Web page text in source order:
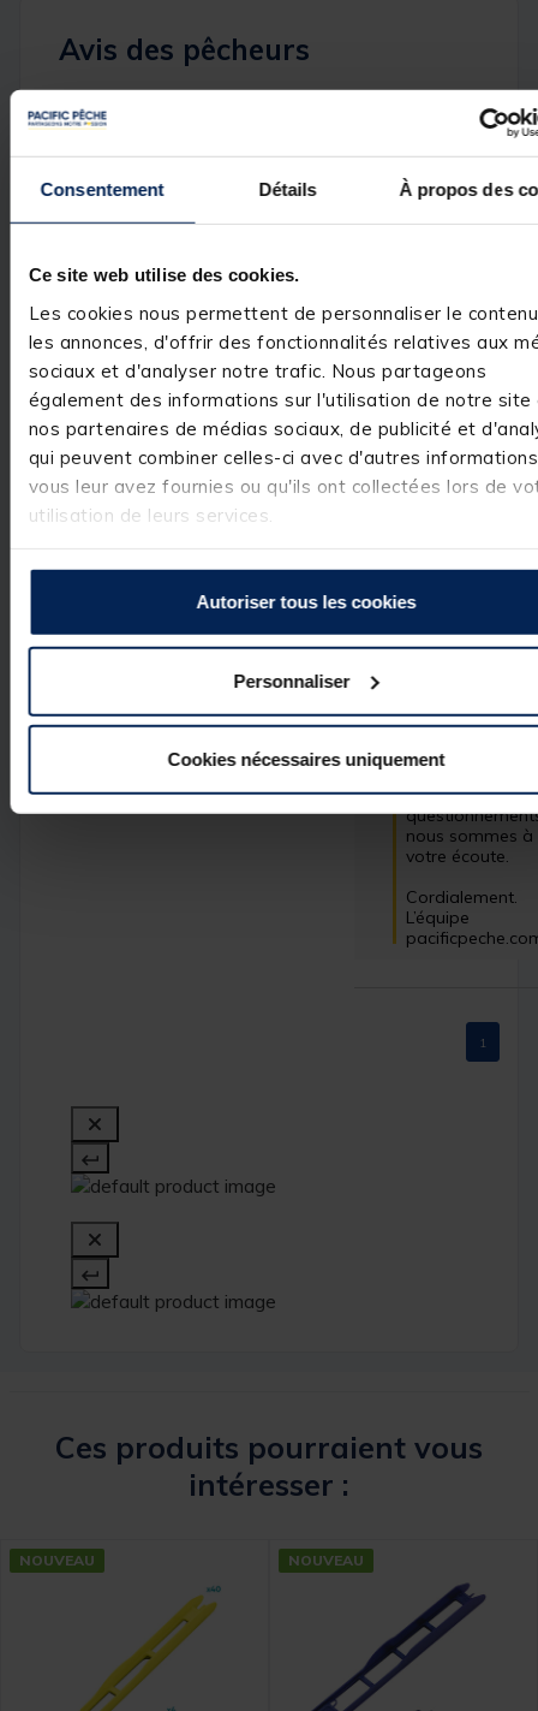
Consentement Détails À propos des
Ce site web utilise des cookies.
Les cookies nous permettent de personnaliser le
les annonces, d'offrir des fonctionnalités relatives aux
sociaux et d'analyser notre trafic. Nous partageons
également des informations sur l'utilisation de notre site
nos partenaires de médias sociaux, de publicité et
qui peuvent combiner celles-ci avec d'autres
vous leur avez fournies ou qu'ils ont collectées lors de
utilisation de leurs services.
Autoriser tous les cookies
Personnaliser
Cookies nécessaires uniquement
Avis des pêcheurs
Basé sur1 avis soumis à un
Voir tous les avis sur ce site
5étoiles
1
4étoiles
0
3étoiles
0
étoile
étiquettes
Avis du03/09/2025 , suite
(0) Signaler
Réponse de
pacificpeche.com
Bonjour,
Nous vous
remercions
note. Nous
compte votre
suggestion
concernant les
d'améliorer nos
produits.
pas à partager
commentaires
nous sommes à
votre écoute.
Cordialement.
L’équipe
1
Ces produits pourraient vous
intéresser :
NOUVEAU NOUVEAU